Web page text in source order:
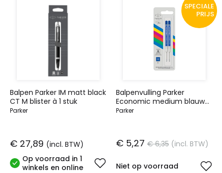
Balpen Parker IM matt black
CT M blister à 1 stuk
Parker
€ 27,89 (incl. BTW)
Op voorraad in 1
winkels en online
SPECIALE
PRIJS
Balpenvulling Parker
Economic medium blauw
blister à 2 stuks
Parker
€ 5,27 € 6,35 (incl. BTW)
Niet op voorraad